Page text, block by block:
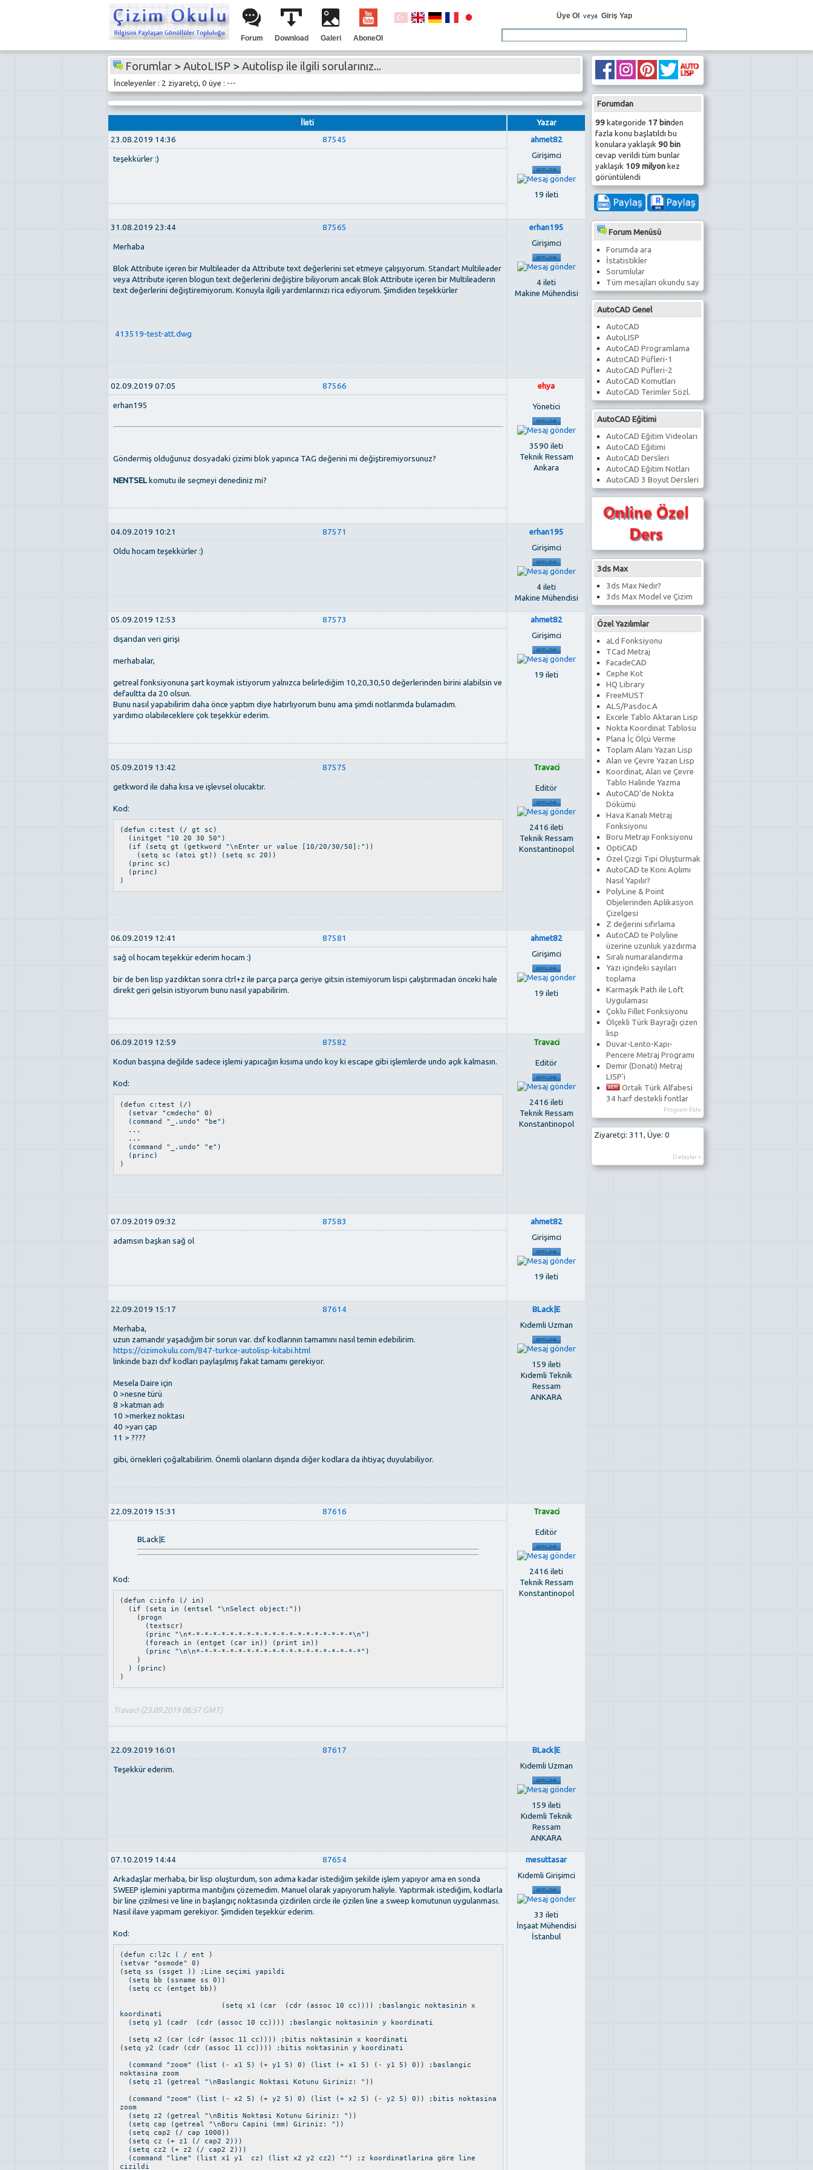
Forum Download Galeri AboneOl
Üye Ol veya Giriş Yap
Forumdan
99kategoride 17 binden
fazla konu başlatıldı bu
konulara yaklaşık 90 bin
cevap verildi tüm bunlar
yaklaşık 109 milyonkez
görüntülendi
Forum Menüsü
Forumda ara
İstatistikler
Sorumlular
Tüm mesajları okundu say
AutoCAD Genel
AutoCAD
AutoLISP
AutoCAD Programlama
AutoCAD Püfleri-1
AutoCAD Püfleri-2
AutoCAD Komutları
AutoCAD Terimler Sözl.
AutoCAD Eğitimi
AutoCAD Eğitim Videoları
AutoCAD Eğitimi
AutoCAD Dersleri
AutoCAD Eğitim Notları
AutoCAD 3 Boyut Dersleri
3ds Max
3ds Max Nedir?
3ds Max Model ve Çizim
Özel Yazılımlar
aLd Fonksiyonu
TCad Metraj
FacadeCAD
Cephe Kot
HQ Library
FreeMUST
ALS/Pasdoc.A
Excele Tablo Aktaran Lisp
Nokta Koordinat Tablosu
Plana İç Ölçü Verme
Toplam Alanı Yazan Lisp
Alan ve Çevre Yazan Lisp
Koordinat, Alan ve Çevre
Tablo Halinde Yazma
AutoCAD'de Nokta
Dökümü
Hava Kanalı Metraj
Fonksiyonu
Boru Metrajı Fonksiyonu
OptiCAD
Özel Çizgi Tipi Oluşturmak
AutoCAD te Koni Açılımı
Nasıl Yapılır?
PolyLine & Point
Objelerinden Aplikasyon
Çizelgesi
Z değerini sıfırlama
AutoCAD te Polyline
üzerine uzunluk yazdırma
Sıralı numaralandırma
Yazı içindeki sayıları
toplama
Karmaşık Path ile Loft
Uygulaması
Çoklu Fillet Fonksiyonu
Ölçekli Türk Bayrağı çizen
lisp
Duvar-Lento-Kapı-
Pencere Metraj Programı
Demir (Donatı) Metraj
LISP'i
Ortak Türk Alfabesi
34 harf destekli fontlar
Program Ekle
Ziyaretçi: 311, Üye: 0
Detaylar »
Forumlar> AutoLISP > Autolisp ile ilgili sorularınız...
İnceleyenler : 2 ziyaretçi, 0 üye : ---
İleti
Yazar
23.08.2019 14:36
87545
ahmet82
Girişimci
19 ileti
teşekkürler :)
31.08.2019 23:44 87565
erhan195
Girişimci
4 ileti
Makine Mühendisi
Merhaba
Blok Attribute içeren bir Multileader da Attribute text değerlerini set etmeye çalışıyorum. Standart Multileader
veya Attribute içeren blogun text değerlerini değiştire biliyorum ancak Blok Attribute içeren bir Multileaderın
text değerlerini değiştiremiyorum. Konuyla ilgili yardımlarınızı rica ediyorum. Şimdiden teşekkürler
413519-test-att.dwg
02.09.2019 07:05 87566 ehya
Yönetici
3590 ileti
Teknik Ressam
Ankara
erhan195
Göndermiş olduğunuz dosyadaki çizimi blok yapınca TAG değerini mi değiştiremiyorsunuz?
NENTSEL komutu ile seçmeyi denediniz mi?
04.09.2019 10:21 87571
erhan195
Girişimci
4 ileti
Makine Mühendisi
Oldu hocam teşekkürler :)
05.09.2019 12:53 87573
ahmet82
Girişimci
19 ileti
dışarıdan veri girişi
merhabalar,
getreal fonksiyonuna şart koymak istiyorum yalnızca belirlediğim 10,20,30,50 değerlerinden birini alabilsin ve
defaultta da 20 olsun.
Bunu nasıl yapabilirim daha önce yaptım diye hatırlıyorum bunu ama şimdi notlarımda bulamadım.
yardımcı olabileceklere çok teşekkür ederim.
05.09.2019 13:42 87575 Travaci
Editör
2416 ileti
Teknik Ressam
Konstantinopol
getkword ile daha kısa ve işlevsel olucaktır.
Kod:
(defun c:test (/ gt sc)
(initget "10 20 30 50")
(if (setq gt (getkword "\nEnter ur value [10/20/30/50]:"))
(setq sc (atoi gt)) (setq sc 20))
(princ sc)
(princ)
)
06.09.2019 12:41 87581
ahmet82
Girişimci
19 ileti
sağ ol hocam teşekkür ederim hocam :)
bir de ben lisp yazdıktan sonra ctrl+z ile parça parça geriye gitsin istemiyorum lispi çalıştırmadan önceki hale
direkt geri gelsin istiyorum bunu nasıl yapabilirim.
06.09.2019 12:59 87582 Travaci
Editör
2416 ileti
Teknik Ressam
Konstantinopol
Kodun basşına değilde sadece işlemi yapıcağın kısıma undo koy ki escape gibi işlemlerde undo açık kalmasın.
Kod:
(defun c:test (/)
(setvar "cmdecho" 0)
(command "_.undo" "be")
...
...
(command "_.undo" "e")
(princ)
)
07.09.2019 09:32 87583
ahmet82
Girişimci
19 ileti
adamsın başkan sağ ol
22.09.2019 15:17 87614
BLack|E
Kıdemli Uzman
159 ileti
Kıdemli Teknik
Ressam
ANKARA
Merhaba,
uzun zamandır yaşadığım bir sorun var. dxf kodlarının tamamını nasıl temin edebilirim.
https://cizimokulu.com/847-turkce-autolisp-kitabi.html
linkinde bazı dxf kodları paylaşılmış fakat tamamı gerekiyor.
Mesela Daire için
0 >nesne türü
8 >katman adı
10 >merkez noktası
40 >yarı çap
11 > ????
gibi, örnekleri çoğaltabilirim. Önemli olanların dışında diğer kodlara da ihtiyaç duyulabiliyor.
22.09.2019 15:31 87616 Travaci
Editör
2416 ileti
Teknik Ressam
Konstantinopol
BLack|E
Kod:
(defun c:info (/ in)
(if (setq in (entsel "\nSelect object:"))
(progn
(textscr)
(princ "\n*-*-*-*-*-*-*-*-*-*-*-*-*-*-*-*-*-*-*-*\n")
(foreach in (entget (car in)) (print in))
(princ "\n\n*-*-*-*-*-*-*-*-*-*-*-*-*-*-*-*-*-*-*-*")
)
) (princ)
)
Travaci (23.09.2019 06:57 GMT)
22.09.2019 16:01 87617
BLack|E
Kıdemli Uzman
159 ileti
Kıdemli Teknik
Ressam
ANKARA
Teşekkür ederim.
07.10.2019 14:44 87654
mesuttasar
Kıdemli Girişimci
33 ileti
İnşaat Mühendisi
İstanbul
Arkadaşlar merhaba, bir lisp oluşturdum, son adıma kadar istediğim şekilde işlem yapıyor ama en sonda
SWEEP işlemini yaptırma mantığını çözemedim. Manuel olarak yapıyorum haliyle. Yaptırmak istediğim, kodlarla
bir line çizilmesi ve line in başlangıç noktasında çizdirilen circle ile çizilen line a sweep komutunun uygulanması.
Nasıl ilave yapmam gerekiyor. Şimdiden teşekkür ederim.
Kod:
(defun c:l2c ( / ent )
(setvar "osmode" 0)
(setq ss (ssget )) ;Line seçimi yapildi
(setq bb (ssname ss 0))
(setq cc (entget bb))
(setq x1 (car (cdr (assoc 10 cc)))) ;baslangic noktasinin x
koordinati
(setq y1 (cadr (cdr (assoc 10 cc)))) ;baslangic noktasinin y koordinati
(setq x2 (car (cdr (assoc 11 cc)))) ;bitis noktasinin x koordinati
(setq y2 (cadr (cdr (assoc 11 cc)))) ;bitis noktasinin y koordinati
(command "zoom" (list (- x1 5) (+ y1 5) 0) (list (+ x1 5) (- y1 5) 0)) ;baslangic
noktasina zoom
(setq z1 (getreal "\nBaslangic Noktasi Kotunu Giriniz: "))
(command "zoom" (list (- x2 5) (+ y2 5) 0) (list (+ x2 5) (- y2 5) 0)) ;bitis noktasina
zoom
(setq z2 (getreal "\nBitis Noktasi Kotunu Giriniz: "))
(setq cap (getreal "\nBoru Capini (mm) Giriniz: "))
(setq cap2 (/ cap 1000))
(setq cz (+ z1 (/ cap2 2)))
(setq cz2 (+ z2 (/ cap2 2)))
(command "line" (list x1 y1 cz) (list x2 y2 cz2) "") ;z koordinatlarina göre line
cizildi